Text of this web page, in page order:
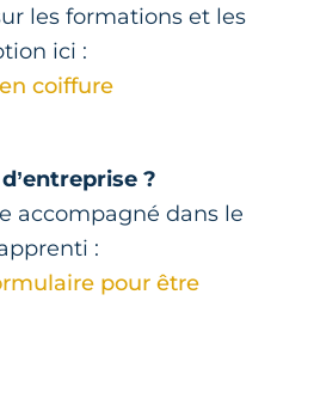
les formations et les
ici :
coiffure
?
accompagné dans le
:
pour être